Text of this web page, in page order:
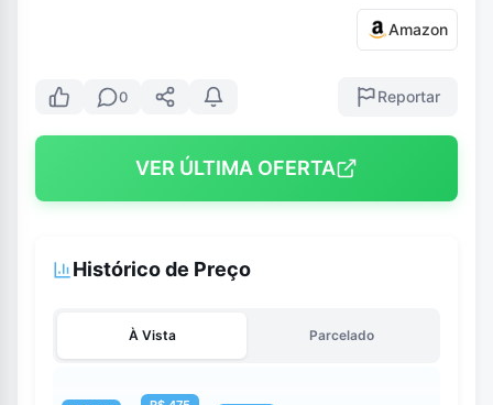
Amazon
0 Reportar
VER ÚLTIMA OFERTA
Histórico de Preço
À Vista Parcelado